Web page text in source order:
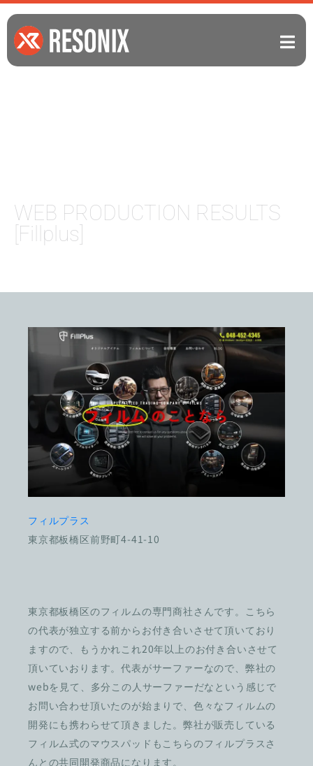
WEB PRODUCTION RESULTS
[Fillplus]
ホームページ制作実績 【フィルプラス/東京
フィルプラス
東京都板橋区前野町4-41-10
東京都板橋区のフィルムの専門商社さんです。こちら
の代表が独立する前からお付き合いさせて頂いており
ますので、もうかれこれ20年以上のお付き合いさせて
頂いていおります。代表がサーファーなので、弊社の
webを見て、多分この人サーファーだなという感じで
お問い合わせ頂いたのが始まりで、色々なフィルムの
開発にも携わらせて頂きました。弊社が販売している
フィルム式のマウスパッドもこちらのフィルプラスさ
んとの共同開発商品になります。